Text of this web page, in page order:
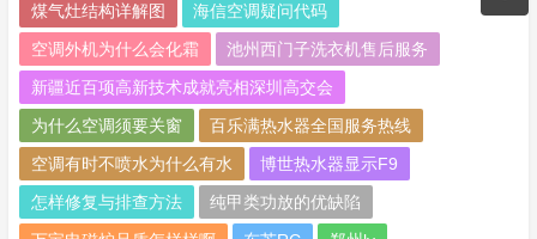
煤气灶结构详解图
海信空调疑问代码
空调外机为什么会化霜
池州西门子洗衣机售后服务
新疆近百项高新技术成就亮相深圳高交会
为什么空调须要关窗
百乐满热水器全国服务热线
空调有时不喷水为什么有水
博世热水器显示F9
怎样修复与排查方法
纯甲类功放的优缺陷